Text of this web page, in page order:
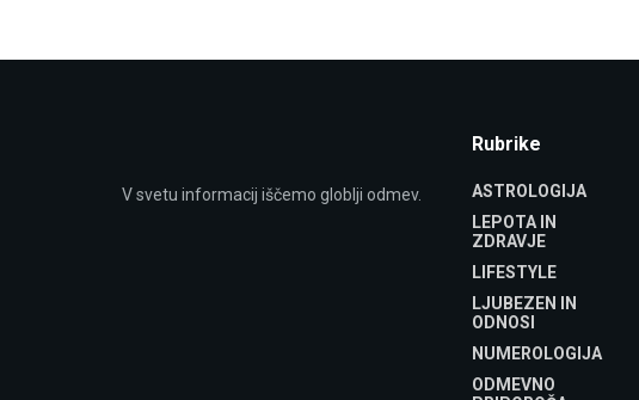
V svetu informacij iščemo globlji odmev.
Rubrike
ASTROLOGIJA
LEPOTA IN
ZDRAVJE
LIFESTYLE
LJUBEZEN IN
ODNOSI
NUMEROLOGIJA
ODMEVNO